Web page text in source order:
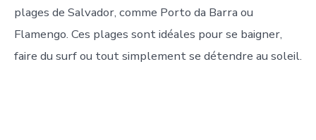
plages de Salvador, comme Porto da Barra ou
Flamengo. Ces plages sont idéales pour se baigner,
faire du surf ou tout simplement se détendre au soleil.